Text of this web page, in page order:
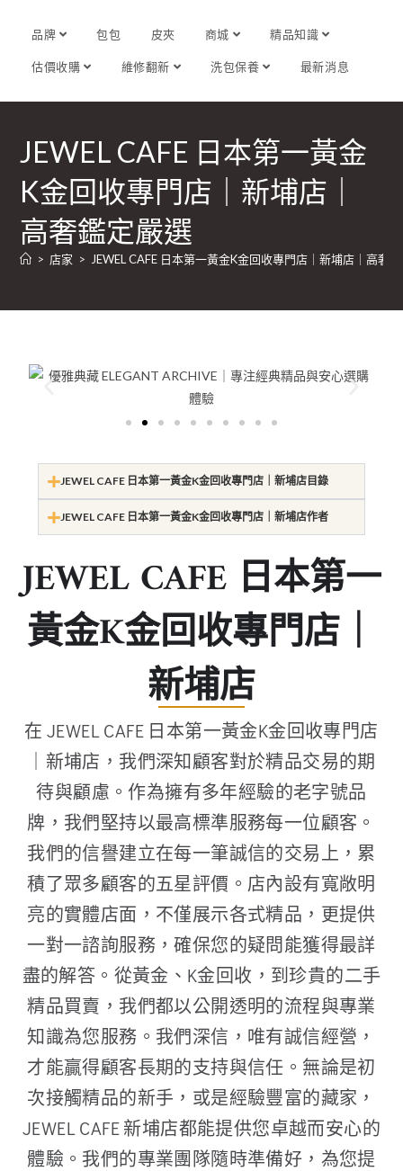
品牌 包包 皮夾 商城 精品知識
估價收購 維修翻新 洗包保養 最新消息
JEWEL CAFE 日本第一黃金
K金回收專門店｜新埔店｜
高奢鑑定嚴選
> 店家 > JEWEL CAFE 日本第一黃金K金回收專門店｜新埔店｜高奢
JEWEL CAFE 日本第一黃金K金回收專門店｜新埔店目錄
JEWEL CAFE 日本第一黃金K金回收專門店｜新埔店作者
JEWEL CAFE 日本第一
黃金K金回收專門店｜
新埔店
在 JEWEL CAFE 日本第一黃金K金回收專門店
｜新埔店，我們深知顧客對於精品交易的期
待與顧慮。作為擁有多年經驗的老字號品
牌，我們堅持以最高標準服務每一位顧客。
我們的信譽建立在每一筆誠信的交易上，累
積了眾多顧客的五星評價。店內設有寬敞明
亮的實體店面，不僅展示各式精品，更提供
一對一諮詢服務，確保您的疑問能獲得最詳
盡的解答。從黃金、K金回收，到珍貴的二手
精品買賣，我們都以公開透明的流程與專業
知識為您服務。我們深信，唯有誠信經營，
才能贏得顧客長期的支持與信任。無論是初
次接觸精品的新手，或是經驗豐富的藏家，
JEWEL CAFE 新埔店都能提供您卓越而安心的
體驗。我們的專業團隊隨時準備好，為您提